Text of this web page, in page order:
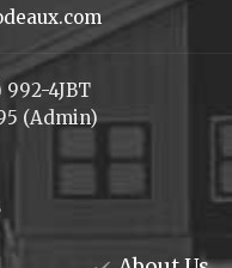
992-4JBT
(Admin)